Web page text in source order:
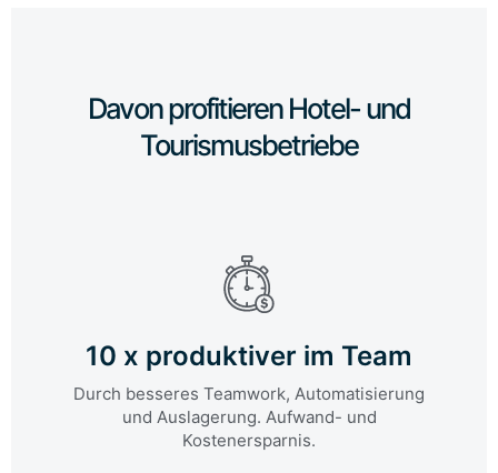
Davon profitieren Hotel- und
Tourismusbetriebe
10 x produktiver im Team
Durch besseres Teamwork, Automatisierung
und Auslagerung. Aufwand- und
Kostenersparnis.